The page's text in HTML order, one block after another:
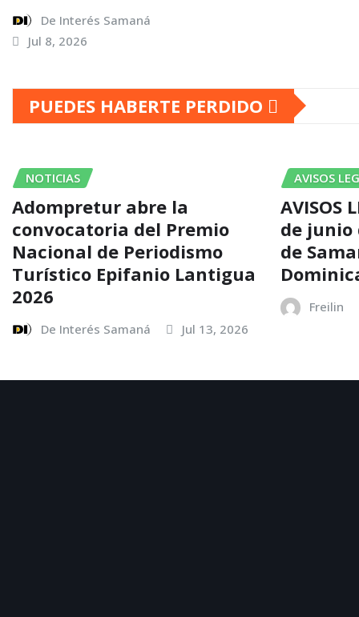
De Interés Samaná
Jul 8, 2026
PUEDES HABERTE PERDIDO
NOTICIAS
Adompretur abre la
convocatoria del Premio
Nacional de Periodismo
Turístico Epifanio Lantigua
2026
De Interés Samaná Jul 13, 2026
AVISOS
AVISOS
de junio
de
Freilin